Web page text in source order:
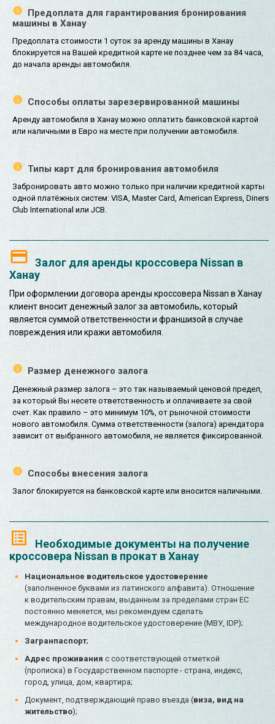
Предоплата для гарантирования бронирования
машины в Ханау
Предоплата стоимости 1 суток за аренду машины в Ханау
блокируется на Вашей кредитной карте не позднее чем за 84 часа,
до начала аренды автомобиля.
Способы оплаты зарезервированной машины
Аренду автомобиля в Ханау можно оплатить банковской картой
или наличными в Евро на месте при получении автомобиля.
Типы карт для бронирования автомобиля
Забронировать авто можно только при наличии кредитной карты
одной платёжных систем: VISA, Master Card, American Express, Diners
Club International или JCB.
Залог для аренды кроссовера Nissan в
Ханау
При оформлении договора аренды кроссовера Nissan в Ханау
клиент вносит денежный залог за автомобиль, который
является суммой ответственности и франшизой в случае
повреждения или кражи автомобиля.
Размер денежного залога
Денежный размер залога – это так называемый ценовой предел,
за который Вы несете ответственность и оплачиваете за свой
счет. Как правило – это минимум 10%, от рыночной стоимости
нового автомобиля. Сумма ответственности (залога) арендатора
зависит от выбранного автомобиля, не является фиксированной.
Способы внесения залога
Залог блокируется на банковской карте или вносится наличными.
Необходимые документы на получение
кроссовера Nissan в прокат в Ханау
Национальное водительское удостоверение
(заполненное буквами из латинского алфавита). Отношение
к водительским правам, выданным за пределами стран ЕС
постоянно меняется, мы рекомендуем сделать
международное водительское удостоверение (МВУ, IDP);
Загранпаспорт;
Адрес проживания с соответствующей отметкой
(прописка) в Государственном паспорте - страна, индекс,
город, улица, дом, квартира;
Документ, подтверждающий право въезда (виза, вид на
жительство);